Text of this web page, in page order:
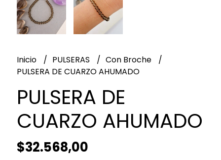
Inicio PULSERAS
Con Broche
PULSERA DE CUARZO AHUMADO
PULSERA DE
CUARZO AHUMADO
$32.568,00